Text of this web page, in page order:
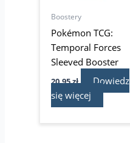
Boostery
Pokémon TCG:
Temporal Forces
Sleeved Booster
20,95zł
Dowiedz
się więcej